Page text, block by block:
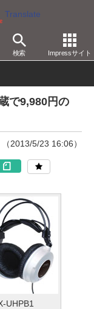
Translate
検索 Impressサイト
で9,980円の
（2013/5/23 16:06）
UHPB1